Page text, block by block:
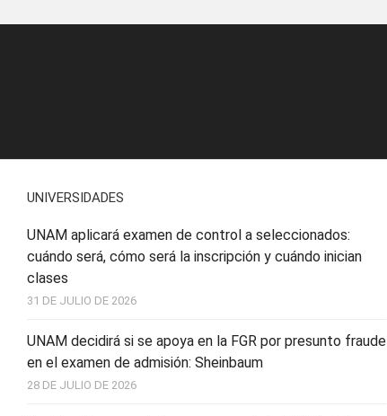
UNIVERSIDADES
UNAM aplicará examen de control a seleccionados:
cuándo será, cómo será la inscripción y cuándo inician
clases
31 DE JULIO DE 2026
UNAM decidirá si se apoya en la FGR por presunto fraude
en el examen de admisión: Sheinbaum
28 DE JULIO DE 2026